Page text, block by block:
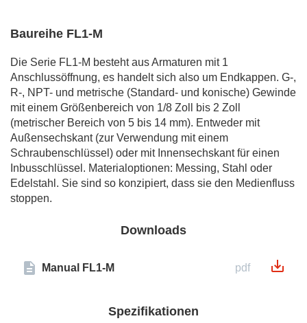
Baureihe FL1-M
Die Serie FL1-M besteht aus Armaturen mit 1
Anschlussöffnung, es handelt sich also um Endkappen. G-,
R-, NPT- und metrische (Standard- und konische) Gewinde
mit einem Größenbereich von 1/8 Zoll bis 2 Zoll
(metrischer Bereich von 5 bis 14 mm). Entweder mit
Außensechskant (zur Verwendung mit einem
Schraubenschlüssel) oder mit Innensechskant für einen
Inbusschlüssel. Materialoptionen: Messing, Stahl oder
Edelstahl. Sie sind so konzipiert, dass sie den Medienfluss
stoppen.
Downloads
Manual FL1-M pdf
Spezifikationen